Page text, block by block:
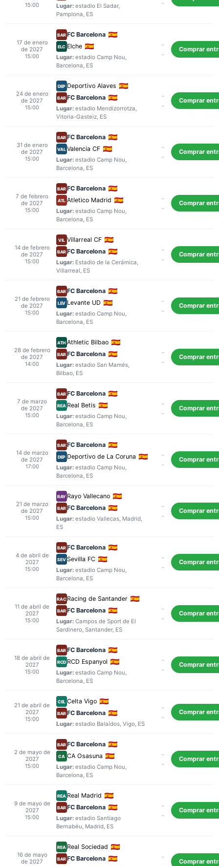
15:00
Lugar: estadio El Sadar,
Pamplona, ES
-
17 de enero
de 2027
15:00
BARFC Barcelona
ELC Elche
Lugar: estadio Camp Nou,
Barcelona, ES
-
-
Comprar
24 de enero
de 2027
15:00
DEP Deportivo Alaves
BARFC Barcelona
Lugar: estadio Mendizorrotza,
Vitoria-Gasteiz, ES
-
-
Comprar
31 de enero
de 2027
15:00
BARFC Barcelona
VAL Valencia CF
Lugar: estadio Camp Nou,
Barcelona, ES
-
-
Comprar
7 de febrero
de 2027
15:00
BARFC Barcelona
ATL Atletico Madrid
Lugar: estadio Camp Nou,
Barcelona, ES
-
-
Comprar
14 de febrero
de 2027
15:00
VIL Villarreal CF
BARFC Barcelona
Lugar: Estadio de la Cerámica,
Villarreal, ES
-
-
Comprar
21 de febrero
de 2027
15:00
BARFC Barcelona
LEV Levante UD
Lugar: estadio Camp Nou,
Barcelona, ES
-
-
Comprar
28 de febrero
de 2027
14:00
ATH Athletic Bilbao
BARFC Barcelona
Lugar: estadio San Mamés,
Bilbao, ES
-
-
Comprar
7 de marzo
de 2027
15:00
BARFC Barcelona
REA Real Betis
Lugar: estadio Camp Nou,
Barcelona, ES
-
-
Comprar
14 de marzo
de 2027
17:00
BARFC Barcelona
DEP Deportivo de La Coruna
Lugar: estadio Camp Nou,
Barcelona, ES
-
-
Comprar
21 de marzo
de 2027
15:00
RAY Rayo Vallecano
BARFC Barcelona
Lugar: estadio Vallecas, Madrid,
ES
-
-
Comprar
4 de abril de
2027
15:00
BARFC Barcelona
SEV Sevilla FC
Lugar: estadio Camp Nou,
Barcelona, ES
-
-
Comprar
11 de abril de
2027
15:00
RAC Racing de Santander
BARFC Barcelona
Lugar: Campos de Sport de El
Sardinero, Santander, ES
-
-
Comprar
18 de abril de
2027
15:00
BARFC Barcelona
RCD RCD Espanyol
Lugar: estadio Camp Nou,
Barcelona, ES
-
-
Comprar
21 de abril de
2027
15:00
CEL Celta Vigo
BARFC Barcelona
Lugar: estadio Balaídos, Vigo, ES
-
-
Comprar
2 de mayo de
2027
15:00
BARFC Barcelona
CA CA Osasuna
Lugar: estadio Camp Nou,
Barcelona, ES
-
-
Comprar
9 de mayo de
2027
15:00
REA Real Madrid
BARFC Barcelona
Lugar: estadio Santiago
Bernabéu, Madrid, ES
-
-
Comprar
16 de mayo
de 2027
REA Real Sociedad
BARFC Barcelona
-
Comprar